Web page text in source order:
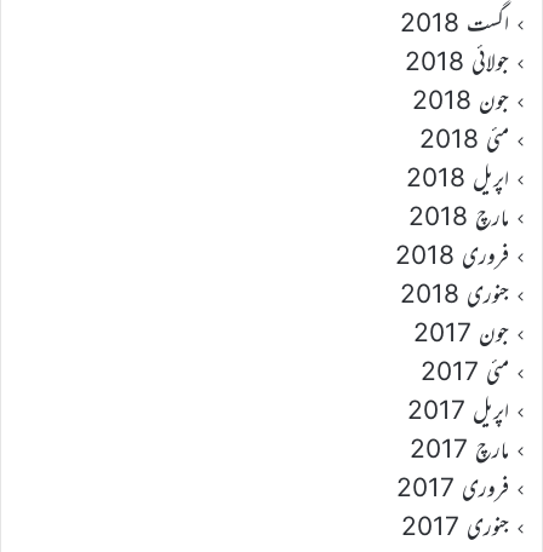
اگست 2018
جولائی 2018
جون 2018
مئی 2018
اپریل 2018
مارچ 2018
فروری 2018
جنوری 2018
جون 2017
مئی 2017
اپریل 2017
مارچ 2017
فروری 2017
جنوری 2017